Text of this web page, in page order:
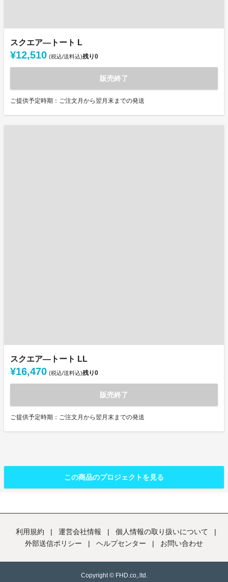
スクエア―トート L
¥12,510 (税込/送料込)残り0
販売終了
ご提供予定時期：ご注文月から翌月末までの発送
スクエア―トート LL
¥16,470 (税込/送料込)残り0
販売終了
ご提供予定時期：ご注文月から翌月末までの発送
この商品のプロジェクトを見る
利用規約 | 運営会社情報 | 個人情報の取り扱いについて
|
外部送信ポリシー
| ヘルプセンター | お問い合わせ
Copyright © FHD.co,.ltd.